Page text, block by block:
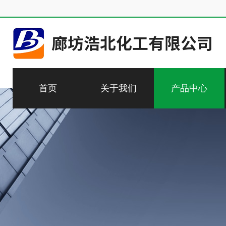
首页 关于我们 产品中心